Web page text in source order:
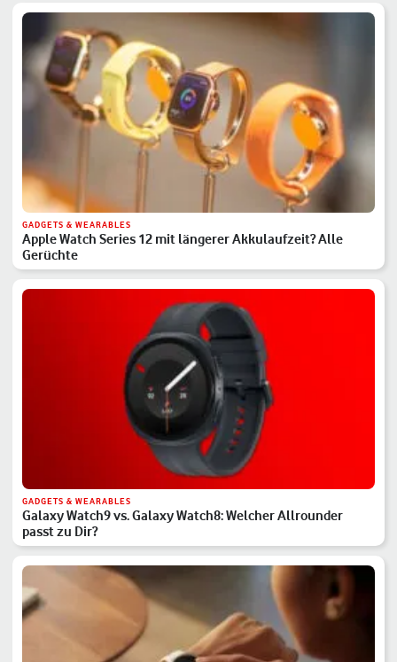
GADGETS & WEARABLES
Apple Watch Series 12 mit längerer Akkulaufzeit? Alle
Gerüchte
GADGETS & WEARABLES
Galaxy Watch9 vs. Galaxy Watch8: Welcher Allrounder
passt zu Dir?